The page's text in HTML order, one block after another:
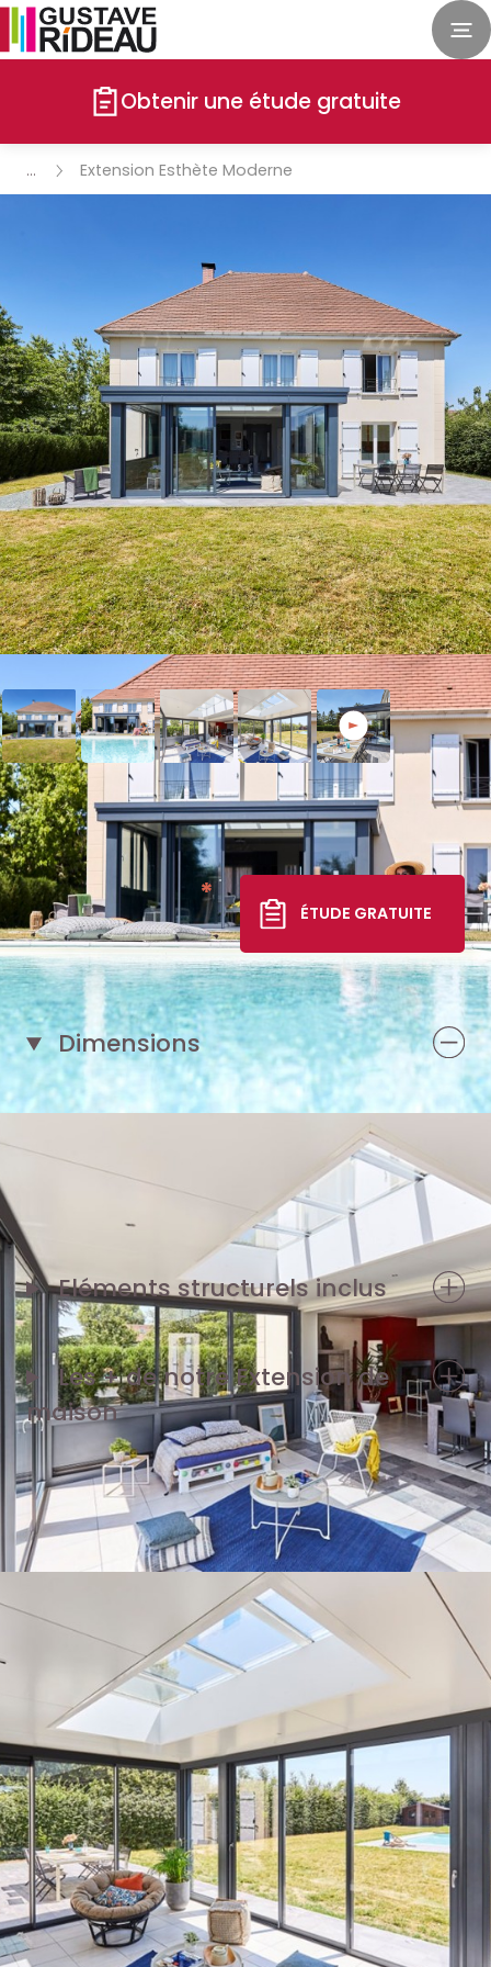
Obtenir une étude gratuite
Extension Esthète Moderne
Extension Esthète Moderne
50 417 €*
TTC livré, posé
ÉTUDE GRATUITE
Dimensions
1 façade de 5,50 m
2 pignons de 3,90 m
Eléments structurels inclus
Les + de notreExtension de
maison
*Exemple de prix en € TTC livré et posé, correspondant
à une réalisation sur-mesure et selon caractéristiques
citées, sous réserve de l’accessibilité et du lieu de
pose.
Les plus Gustave Rideau
Conseil pour l’agencement de votre
espace
Aide aux démarches administratives
Livraison & pose
Garantie décennale
Aide au financement*
En savoir plus